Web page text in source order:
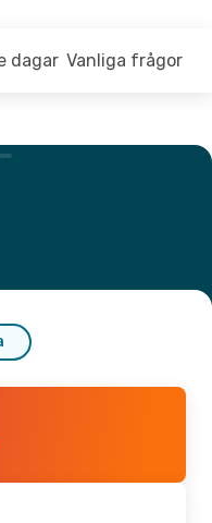
dagar Vanliga frågor